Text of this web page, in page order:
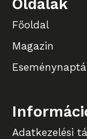
Oldalak
Főoldal
Magazin
Adatkezelési